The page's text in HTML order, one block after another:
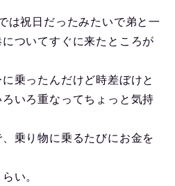
は祝日だったみたいで弟と一
ついてすぐに来たところが
乗ったんだけど時差ぼけと
いろ重なってちょっと気持
乗り物に乗るたびにお金を
い。